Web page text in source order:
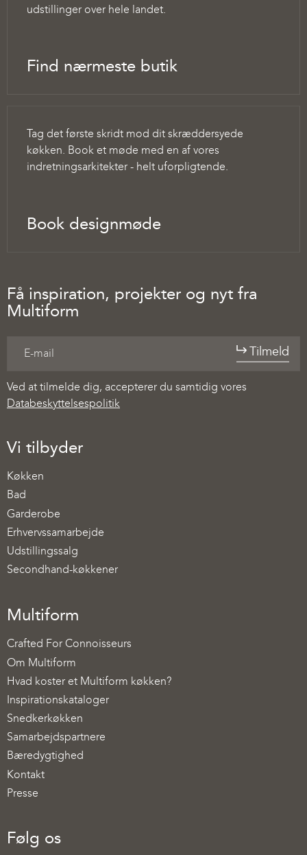
udstillinger over hele landet.
Find nærmeste butik
Tag det første skridt mod dit skræddersyede
køkken. Book et møde med en af vores
indretningsarkitekter - helt uforpligtende.
Book designmøde
Få inspiration, projekter og nyt fra
Multiform
Tilmeld
Ved at tilmelde dig, accepterer du samtidig vores
Databeskyttelsespolitik
Vi tilbyder
Køkken
Bad
Garderobe
Erhvervssamarbejde
Udstillingssalg
Secondhand-køkkener
Multiform
Crafted For Connoisseurs
Om Multiform
Hvad koster et Multiform køkken?
Inspirationskataloger
Snedkerkøkken
Samarbejdspartnere
Bæredygtighed
Kontakt
Presse
Følg os